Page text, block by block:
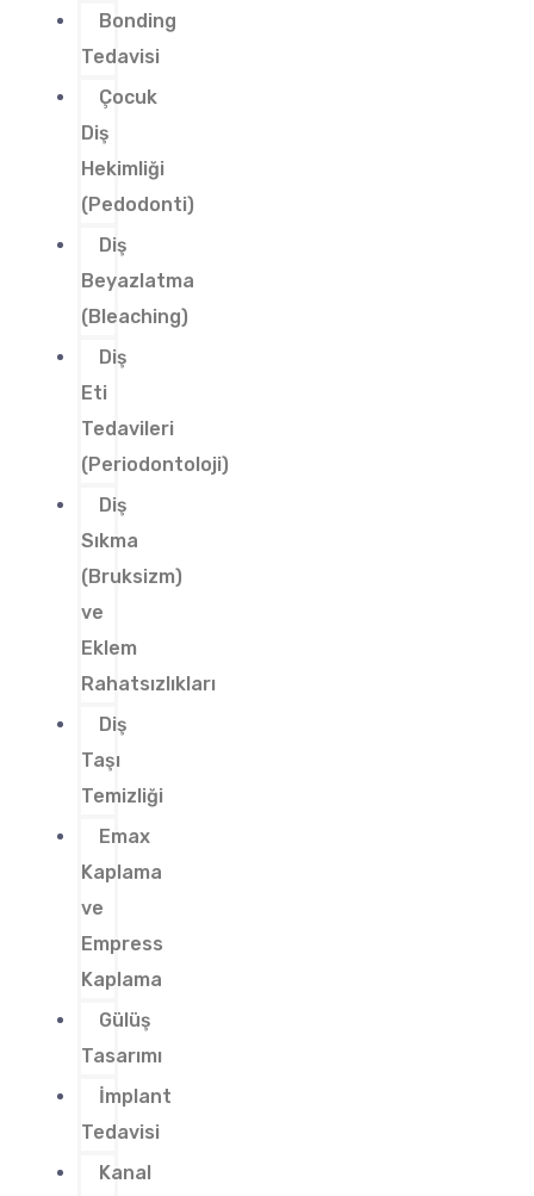
Bonding
Tedavisi
Çocuk
Diş
Hekimliği
(Pedodonti)
Diş
Beyazlatma
(Bleaching)
Diş
Eti
Tedavileri
(Periodontoloji)
Diş
Sıkma
(Bruksizm)
ve
Eklem
Rahatsızlıkları
Diş
Taşı
Temizliği
Emax
Kaplama
ve
Empress
Kaplama
Gülüş
Tasarımı
İmplant
Tedavisi
Kanal